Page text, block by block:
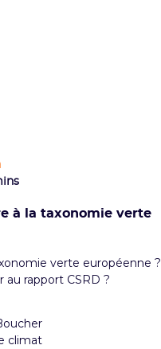
à la taxonomie verte
verte européenne ?
rapport CSRD ?
climat